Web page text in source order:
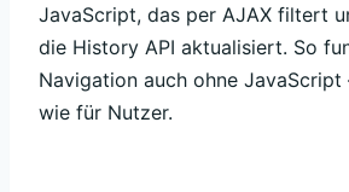
JavaScript, das per AJAX filtert
die History API aktualisiert. So
Navigation auch ohne JavaScript
wie für Nutzer.